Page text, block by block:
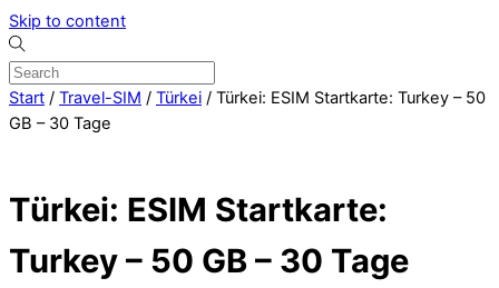
Skip to content
Start / Travel-SIM / Türkei / Türkei: ESIM Startkarte: Turkey – 50
GB – 30 Tage
Türkei: ESIM Startkarte:
Turkey – 50 GB – 30 Tage